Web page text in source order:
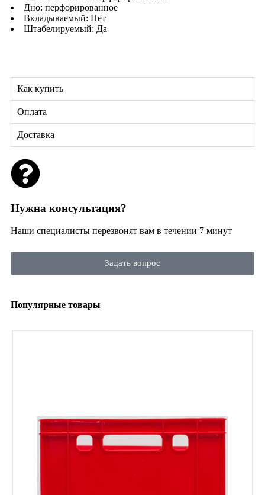
Дно: перфорированное
Вкладываемый: Нет
Штабелируемый: Да
Как купить
Оплата
Доставка
Нужна консультация?
Наши специалисты перезвонят вам в течении 7 минут
Задать вопрос
Популярные товары